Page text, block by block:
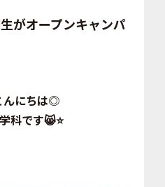
がオープンキャンパ
んにちは◎
科です😸⭐